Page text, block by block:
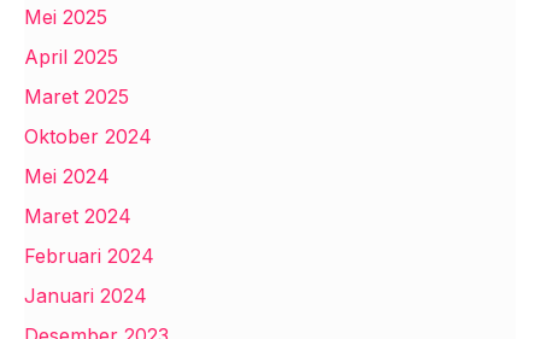
Mei 2025
April 2025
Maret 2025
Oktober 2024
Mei 2024
Maret 2024
Februari 2024
Januari 2024